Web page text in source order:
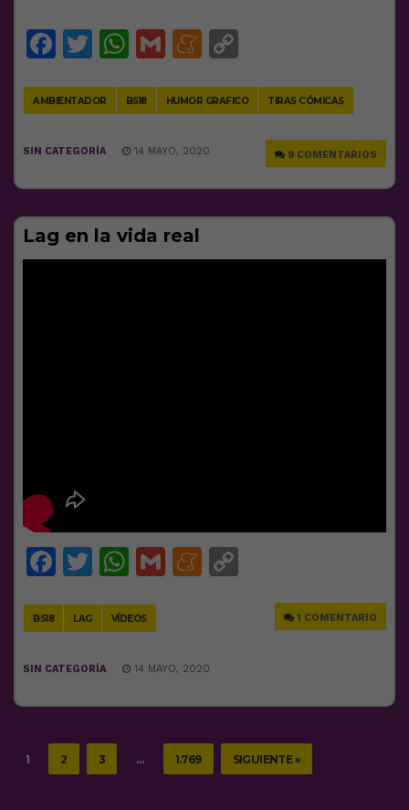
Facebook
Twitter
WhatsApp
GmailMeneame
AMBIENTADOR BS18 HUMOR GRAFICO TIRAS CÓMICAS
9 COMENTARIOS
SIN CATEGORÍA 14 MAYO, 2020
Lag en la vida real
Facebook
Twitter
WhatsApp
GmailMeneame
BS18 LAG VÍDEOS 1 COMENTARIO
SIN CATEGORÍA 14 MAYO, 2020
1 2 3 … 1.769 SIGUIENTE »